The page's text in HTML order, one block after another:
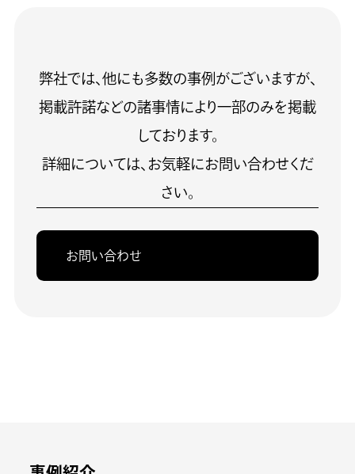
弊社では、他にも多数の事例がございますが、
掲載許諾などの諸事情により一部のみを掲載
しております。
詳細については、お気軽にお問い合わせくだ
さい。
お問い合わせ